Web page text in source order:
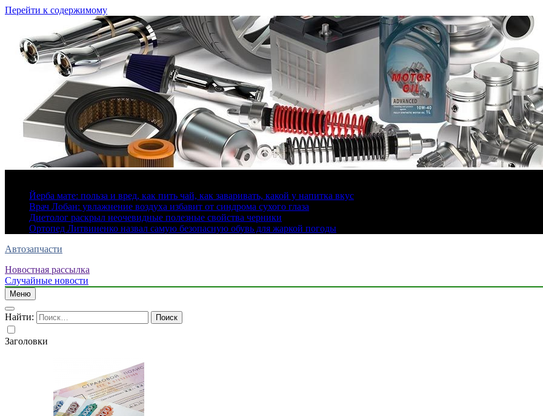
Перейти к содержимому
Йерба мате: польза и вред, как пить чай, как заваривать, какой у напитка вкус
Врач Лобан: увлажнение воздуха избавит от синдрома сухого глаза
Диетолог раскрыл неочевидные полезные свойства черники
Ортопед Литвиненко назвал самую безопасную обувь для жаркой погоды
Автозапчасти
Новостная рассылка
Случайные новости
Меню
Найти:
Заголовки